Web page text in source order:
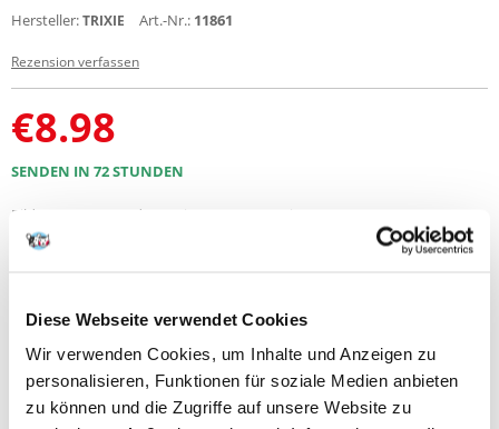
Diese Webseite verwendet Cookies
Wir verwenden Cookies, um Inhalte und Anzeigen zu
personalisieren, Funktionen für soziale Medien anbieten
zu können und die Zugriffe auf unsere Website zu
Hersteller:TRIXIE Art.-Nr.: 11861
Rezension verfassen
€8.98
SENDEN IN 72 STUNDEN
Bilder unserer Kunden Weitere Fotos anzeigen
Leiter aus Holzrinde, Metall und Baumwollseil für Hamster oder Mäuse.
Die Struktur besteht aus Brücken, Leitern, Seilen und Seilschlaufen mit
Holzklötzen. Die Leiter sorgt für stundenlanges aktives und lustiges